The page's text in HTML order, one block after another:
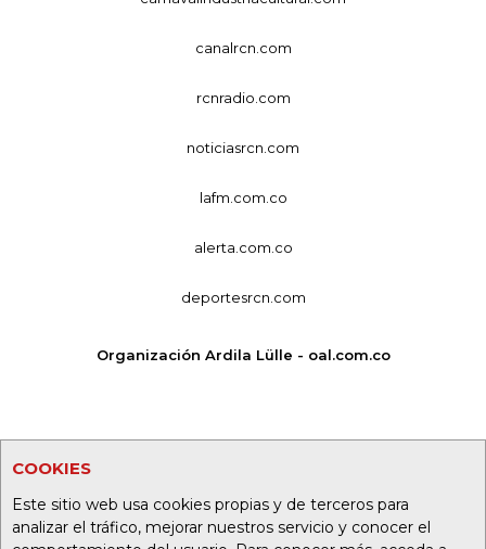
COOKIES
Este sitio web usa cookies propias y de terceros para
analizar el tráfico, mejorar nuestros servicio y conocer el
canalrcn.com
rcnradio.com
noticiasrcn.com
lafm.com.co
alerta.com.co
deportesrcn.com
Organización Ardila Lülle - oal.com.co